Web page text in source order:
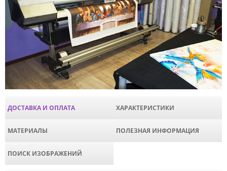
ДОСТАВКА И ОПЛАТА ХАРАКТЕРИСТИКИ
МАТЕРИАЛЫ ПОЛЕЗНАЯ ИНФОРМАЦИЯ
ПОИСК ИЗОБРАЖЕНИЙ